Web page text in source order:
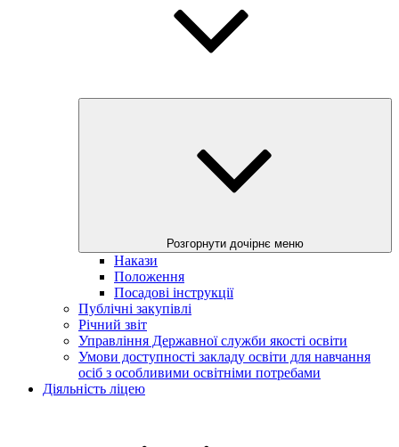
Розгорнути дочірнє меню
Накази
Положення
Посадові інструкції
Публічні закупівлі
Річний звіт
Управління Державної служби якості освіти
Умови доступності закладу освіти для навчання
осіб з особливими освітніми потребами
Діяльність ліцею